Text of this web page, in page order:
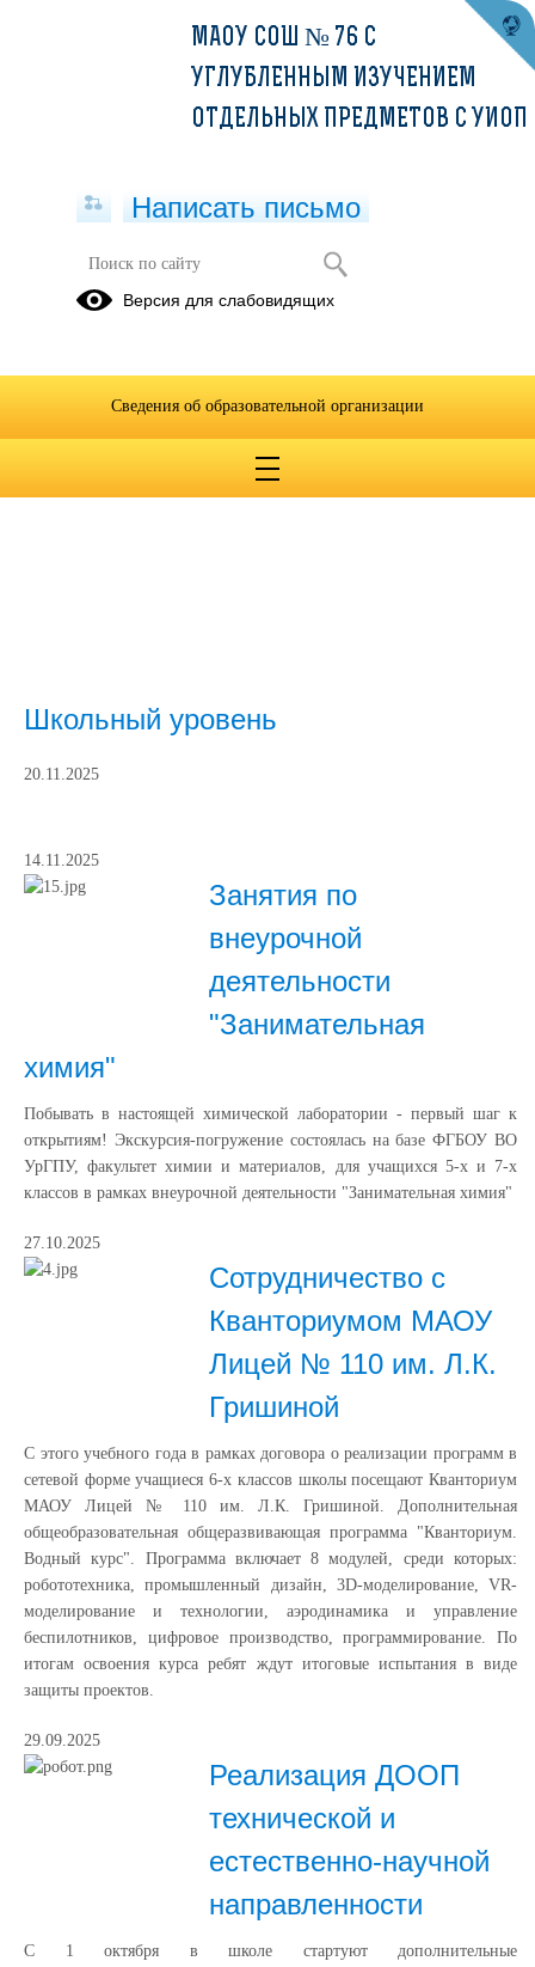
Школьный уровень
20.11.2025
14.11.2025
Занятия по
внеурочной
деятельности
"Занимательная
химия"
Побывать в настоящей химической лаборатории - первый шаг к
открытиям! Экскурсия-погружение состоялась на базе ФГБОУ ВО
УрГПУ, факультет химии и материалов, для учащихся 5-х и 7-х
классов в рамках внеурочной деятельности "Занимательная химия"
27.10.2025
Сотрудничество с
Кванториумом МАОУ
Лицей № 110 им. Л.К.
Гришиной
С этого учебного года в рамках договора о реализации программ в
сетевой форме учащиеся 6-х классов школы посещают Кванториум
МАОУ Лицей № 110 им. Л.К. Гришиной. Дополнительная
общеобразовательная общеразвивающая программа "Кванториум.
Водный курс". Программа включает 8 модулей, среди которых:
робототехника, промышленный дизайн, 3D-моделирование, VR-
моделирование и технологии, аэродинамика и управление
беспилотников, цифровое производство, программирование. По
итогам освоения курса ребят ждут итоговые испытания в виде
защиты проектов.
29.09.2025
Реализация ДООП
технической и
естественно-научной
направленности
С 1 октября в школе стартуют дополнительные
МАОУ СОШ № 76 С
УГЛУБЛЕННЫМ ИЗУЧЕНИЕМ
ОТДЕЛЬНЫХ ПРЕДМЕТОВ С УИОП
Написать письмо
Версия для слабовидящих
Сведения об образовательной организации